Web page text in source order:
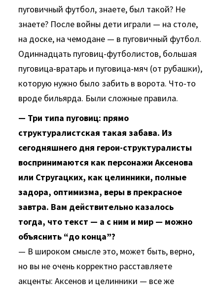
пуговичный футбол, знаете, был такой? Не
знаете? После войны дети играли — на столе,
на доске, на чемодане — в пуговичный футбол.
Одиннадцать пуговиц-футболистов, большая
пуговица-вратарь и пуговица-мяч (от рубашки),
которую нужно было забить в ворота. Что-то
вроде бильярда. Были сложные правила.
— Три типа пуговиц: прямо
структуралистская такая забава. Из
сегодняшнего дня герои-структуралисты
воспринимаются как персонажи Аксенова
или Стругацких, как целинники, полные
задора, оптимизма, веры в прекрасное
завтра. Вам действительно казалось
тогда, что текст — а с ним и мир — можно
объяснить “до конца”?
— В широком смысле это, может быть, верно,
но вы не очень корректно расставляете
акценты: Аксенов и целинники — все же